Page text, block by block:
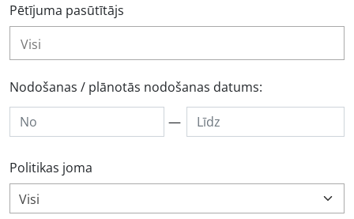
Pētījuma pasūtītājs
Nodošanas / plānotās nodošanas datums:
—
Politikas joma
Visi